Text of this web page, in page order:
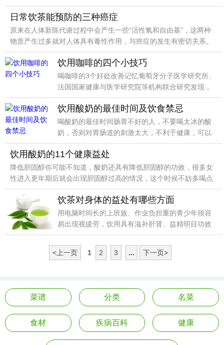
日常饮茶能预防的三种癌症
原来在人体新陈代谢过程中会产生一些“活性氧和自由基”，这两种
物质产生过多就对人体具有毒性作用，与癌症的发生有密切关系。
饮用咖啡的四个小技巧
喝咖啡的3个好处改善记忆葡萄牙分子医学研究所、
法国国家健康与医学研究院等机构联合研究发现，
咖啡因可以靶向大脑中衰老基因，减缓大脑衰老。
饮用酸奶的最佳时间及饮食禁忌
喝酸奶的最佳时间肠胃不好的人，不要喝太冰的酸
奶，否则对胃肠道的刺激太大，不利于健康，可以
先从冰箱取出一会，再喝。
饮用酸奶的11个健康益处
降低胆固醇你可能不知道，酸奶还具有降低胆固醇的功效，很多女
性进入更年期后就会出现胆固醇过高的情况，这个时候不妨多喝点
酸奶，因此来达到降低胆固醇以及预防并发症的功效。
饮茶对身体的益处有哪些方面
用电脑时间长的上班族、作业负担重的青少年很容
易出现视疲劳，饮用具有滋补肝肾、益精明目功效
的枸杞最适合不过。
<上一页 1 2 3 ... 下一页>
菜谱 分类 名菜
食材 疾病百科 健康